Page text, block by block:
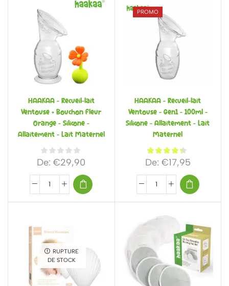
HAAKAA – Recueil-lait
Ventouse + Bouchon Fleur
Orange – Silicone –
Allaitement – Lait Maternel
De:€29,90
PROMO
HAAKAA – Recueil-lait
Ventouse – Gen1 – 100ml –
Silicone – Allaitement – Lait
Maternel
De: €17,95
RUPTURE
DE STOCK